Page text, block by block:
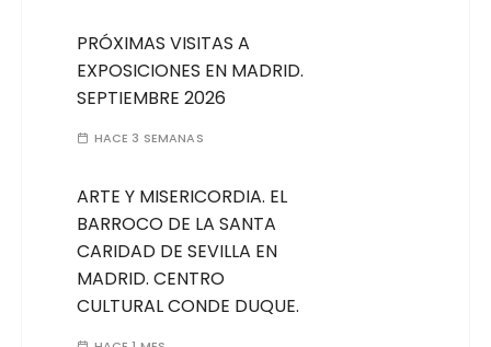
PRÓXIMAS VISITAS A
EXPOSICIONES EN MADRID.
SEPTIEMBRE 2026
HACE 3 SEMANAS
ARTE Y MISERICORDIA. EL
BARROCO DE LA SANTA
CARIDAD DE SEVILLA EN
MADRID. CENTRO
CULTURAL CONDE DUQUE.